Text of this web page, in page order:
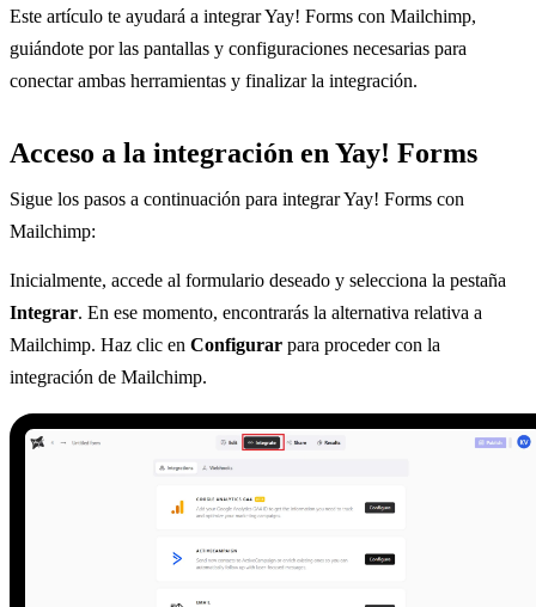
Este artículo te ayudará a integrar Yay! Forms con Mailchimp,
guiándote por las pantallas y configuraciones necesarias para
conectar ambas herramientas y finalizar la integración.
Acceso a la integración en Yay! Forms
Sigue los pasos a continuación para integrar Yay! Forms con
Mailchimp:
Inicialmente, accede al formulario deseado y selecciona la pestaña
Integrar. En ese momento, encontrarás la alternativa relativa a
Mailchimp. Haz clic en Configurar para proceder con la
integración de Mailchimp.